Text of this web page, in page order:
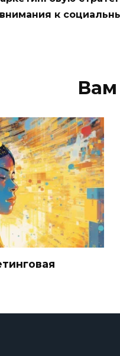
к